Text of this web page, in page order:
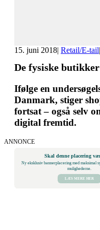
15. juni 2018| Retail/E-tail|
De fysiske
Ifølge en
Danmark, stiger
fortsat – også selv
digital fremtid.
ANNONCE
Skal denne placering
Ny eksklusiv bannerplacering med maksimal
mulighederne.
LÆS MERE HER